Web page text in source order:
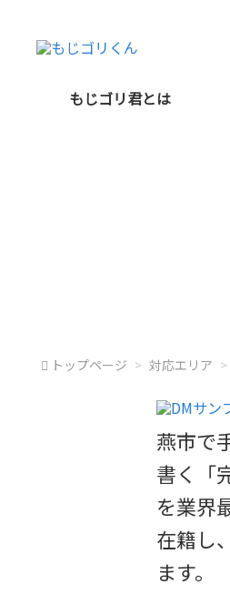
もじゴリ君とは
トップページ 対応エリア
燕市で
書く「
を業界
在籍し
ます。